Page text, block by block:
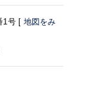
1号 [ 地図をみ